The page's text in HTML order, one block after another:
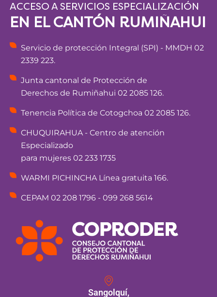
ACCESO A SERVICIOS ESPECIALIZACIÓN
EN EL CANTÓN RUMIÑAHUI
Servicio de protección Integral (SPI) - MMDH 02
2339 223.
Junta cantonal de Protección de
Derechos de Rumiñahui 02 2085 126.
Tenencia Política de Cotogchoa 02 2085 126.
CHUQUIRAHUA - Centro de atención
Especializado
para mujeres 02 233 1735
WARMI PICHINCHA Línea gratuita 166.
CEPAM 02 208 1796 - 099 268 5614
Sangolquí,